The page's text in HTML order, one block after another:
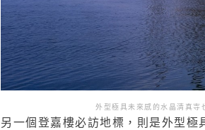
外型極具未來感的水晶清真寺
另一個登嘉樓必訪地標，則是外型